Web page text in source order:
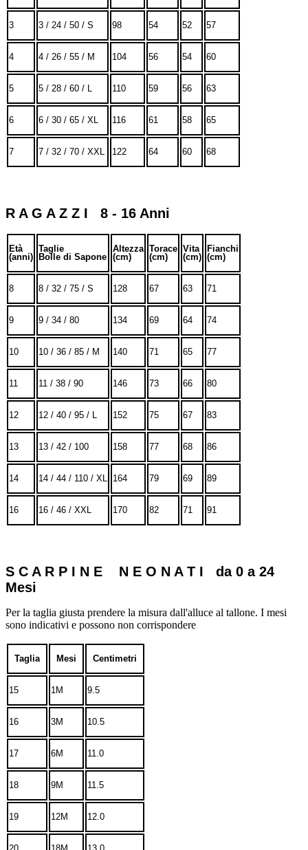
3 3 / 24 / 50 / S 98 54 52 57
4 4 / 26 / 55 / M 104 56 54 60
5 5 / 28 / 60 / L 110 59 56 63
6 6 / 30 / 65 / XL 116 61 58 65
7 7 / 32 / 70 / XXL 122 64 60 68
R A G A Z Z I 8 - 16 Anni
Età
(anni)
Taglie
Bolle di Sapone
Altezza
(cm)
Torace
(cm)
Vita
(cm)
Fianchi
(cm)
8 8 / 32 / 75 / S 128 67 63 71
9 9 / 34 / 80 134 69 64 74
10 10 / 36 / 85 / M 140 71 65 77
11 11 / 38 / 90 146 73 66 80
12 12 / 40 / 95 / L 152 75 67 83
13 13 / 42 / 100 158 77 68 86
14 14 / 44 / 110 / XL 164 79 69 89
16 16 / 46 / XXL 170 82 71 91
S C A R P I N E N E O N A T I da 0 a 24
Mesi
Per la taglia giusta prendere la misura dall'alluce al tallone. I mesi
sono indicativi e possono non corrispondere
Taglia Mesi Centimetri
15 1M 9.5
16 3M 10.5
17 6M 11.0
18 9M 11.5
19 12M 12.0